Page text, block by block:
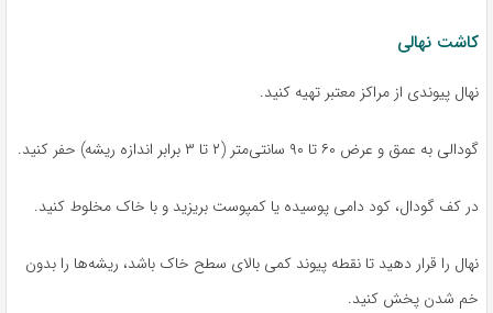
کاشت نهالی
نهال پیوندی از مراکز معتبر تهیه کنید.
گودالی به عمق و عرض ۶۰ تا ۹۰ سانتی‌متر (۲ تا ۳ برابر اندازه ریشه) حفر کنید.
در کف گودال، کود دامی پوسیده یا کمپوست بریزید و با خاک مخلوط کنید.
نهال را قرار دهید تا نقطه پیوند کمی بالای سطح خاک باشد، ریشه‌ها را بدون
خم شدن پخش کنید.